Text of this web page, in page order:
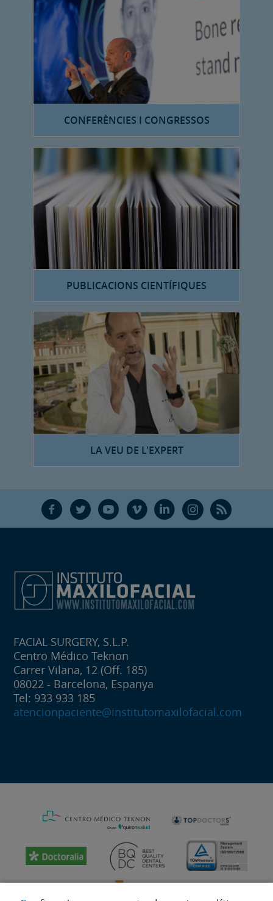
CONFERÈNCIES I CONGRESSOS
PUBLICACIONS CIENTÍFIQUES
LA VEU DE L'EXPERT
F T Y V L Ñ R
FACIAL SURGERY, S.L.P.
Centro Médico Teknon
Carrer Vilana, 12 (Off. 185)
08022 - Barcelona, Espanya
Tel: 933 933 185
atencionpaciente@institutomaxilofacial.com